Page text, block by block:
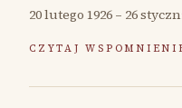
20 lutego 1926 – 26
CZYTAJ